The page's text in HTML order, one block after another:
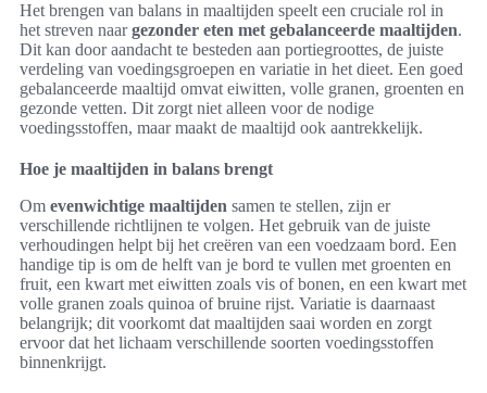
Het brengen van balans in maaltijden speelt een cruciale rol in
het streven naargezonder eten met gebalanceerde maaltijden.
Dit kan door aandacht te besteden aan portiegroottes, de juiste
verdeling van voedingsgroepen en variatie in het dieet. Een goed
gebalanceerde maaltijd omvat eiwitten, volle granen, groenten en
gezonde vetten. Dit zorgt niet alleen voor de nodige
voedingsstoffen, maar maakt de maaltijd ook aantrekkelijk.
Hoe je maaltijden in balans brengt
Om evenwichtige maaltijden samen te stellen, zijn er
verschillende richtlijnen te volgen. Het gebruik van de juiste
verhoudingen helpt bij het creëren van een voedzaam bord. Een
handige tip is om de helft van je bord te vullen met groenten en
fruit, een kwart met eiwitten zoals vis of bonen, en een kwart met
volle granen zoals quinoa of bruine rijst. Variatie is daarnaast
belangrijk; dit voorkomt dat maaltijden saai worden en zorgt
ervoor dat het lichaam verschillende soorten voedingsstoffen
binnenkrijgt.